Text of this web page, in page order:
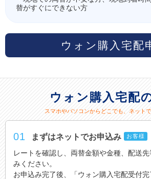
替がすぐにできない方
ウォン購入宅配
ウォン購入宅配
スマホやパソコンからどこでも、ネットで
01 まずはネットでお申込み お客様
レートを確認し、両替金額や金種、配送
みください。
お申込み完了後、「ウォン購入宅配受付